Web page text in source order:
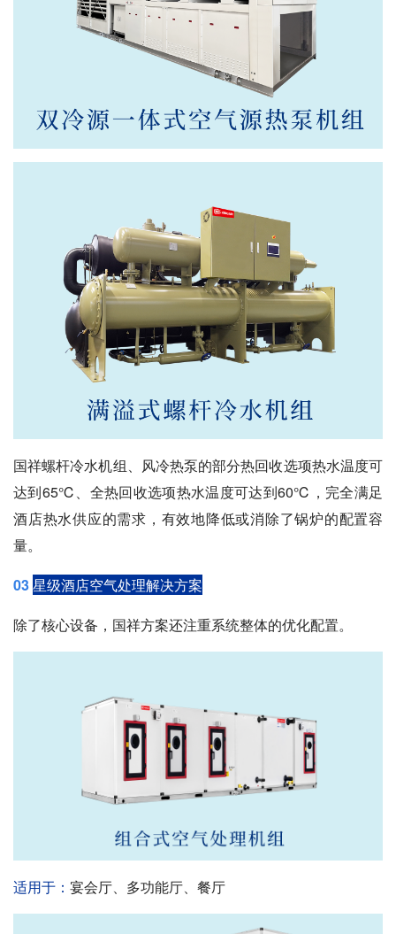
国祥螺杆冷水机组、风冷热泵的部分热回收选项热水温度可
达到65℃、全热回收选项热水温度可达到60℃，完全满足
酒店热水供应的需求，有效地降低或消除了锅炉的配置容
量。
03星级酒店空气处理解决方案
除了核心设备，国祥方案还注重系统整体的优化配置。
适用于： 宴会厅、多功能厅、餐厅